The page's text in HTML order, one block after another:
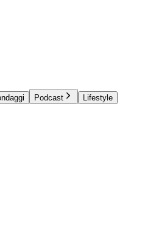
Podcast
Lifestyle